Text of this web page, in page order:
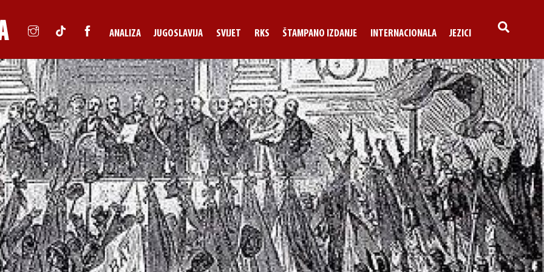
ANALIZA JUGOSLAVIJA SVIJET RKS ŠTAMPANO IZDANJE INTERNACIONALA JEZICI